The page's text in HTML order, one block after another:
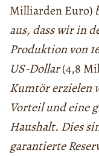
Milliarden Euro)
aus, dass wir in
Produktion von
US-Dollar(4,8
Kumtör erzielen
Vorteil und eine
Haushalt. Dies
garantierte